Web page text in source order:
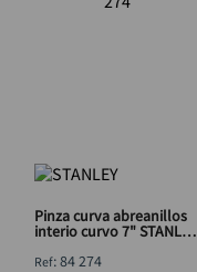
Pinza curva abreanillos
interio curvo 7" STANLEY
:84 274